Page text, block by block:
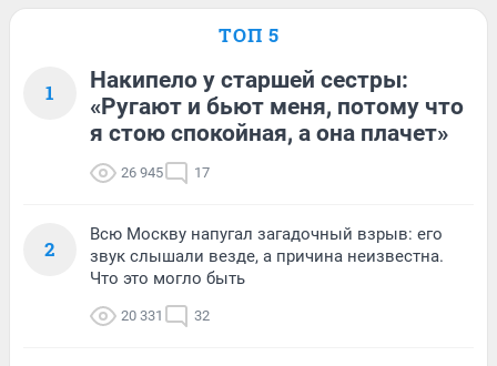
ТОП 5
1
Накипело у старшей сестры:
«Ругают и бьют меня, потому что
я стою спокойная, а она плачет»
26 945 17
2
Всю Москву напугал загадочный взрыв: его
звук слышали везде, а причина неизвестна.
Что это могло быть
20 331 32